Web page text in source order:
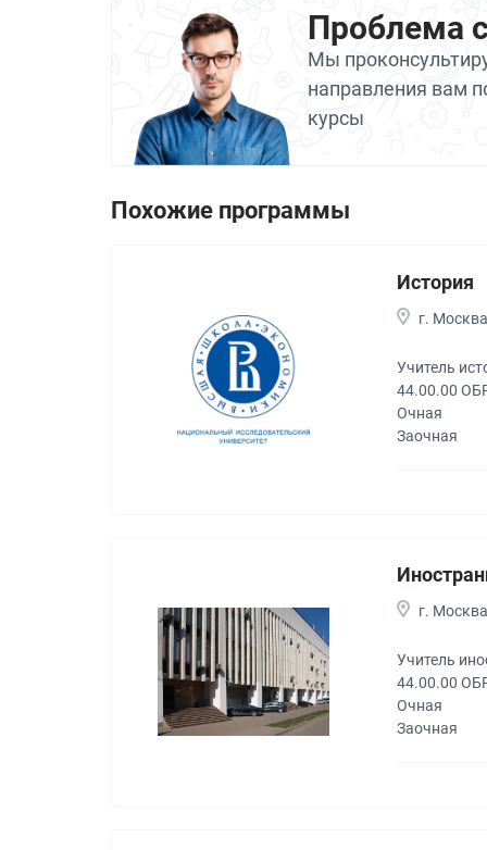
Проблема
Мы
направления вам
курсы
Похожие программы
История
г.
Учитель
44.00.00
Очная
Заочная
г.
Учитель
44.00.00
Очная
Заочная